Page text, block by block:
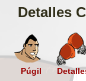
Detalles
Púgil